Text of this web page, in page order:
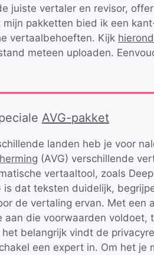
juiste vertaler en revisor,
pakketten bied ik een
vertaalbehoeften. Kijk
meteen uploaden.
AVG-pakket
landen heb je voor
(AVG) verschillende
vertaaltool, zoals
is dat teksten duidelijk,
de vertaling ervan. Met een
aan die voorwaarden
belangrijk vindt de
een expert in. Om het je